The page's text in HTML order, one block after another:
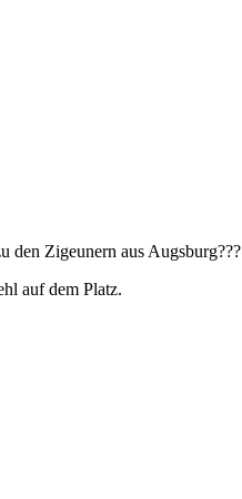
Zigeunern aus Augsburg???
auf dem Platz.